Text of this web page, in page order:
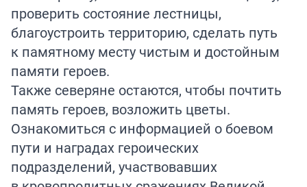
проверить состояние лестницы,
благоустроить территорию, сделать путь
к памятному месту чистым и достойным
памяти героев.
Также северяне остаются, чтобы почтить
память героев, возложить цветы.
Ознакомиться с информацией о боевом
пути и наградах героических
подразделений, участвовавших